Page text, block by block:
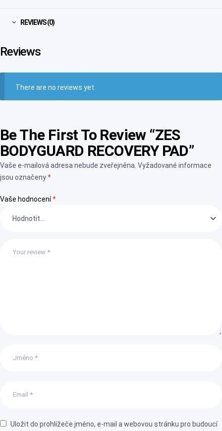
REVIEWS (0)
Reviews
There are no reviews yet.
Be The First To Review “ZES
BODYGUARD RECOVERY PAD”
Vaše e-mailová adresa nebude zveřejněna. Vyžadované informace
jsou označeny*
Vaše hodnocení*
Uložit do prohlížeče jméno, e-mail a webovou stránku pro budoucí